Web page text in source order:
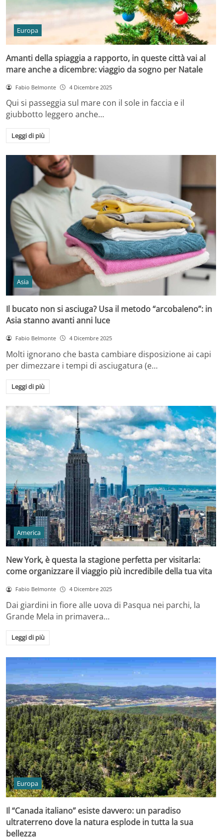
Europa
Amanti della spiaggia a rapporto, in queste città vai al
mare anche a dicembre: viaggio da sogno per Natale
Fabio Belmonte 4 Dicembre 2025
Qui si passeggia sul mare con il sole in faccia e il
giubbotto leggero anche…
Leggi di più
Asia
Il bucato non si asciuga? Usa il metodo “arcobaleno”: in
Asia stanno avanti anni luce
Fabio Belmonte 4 Dicembre 2025
Molti ignorano che basta cambiare disposizione ai capi
per dimezzare i tempi di asciugatura (e…
Leggi di più
America
New York, è questa la stagione perfetta per visitarla:
come organizzare il viaggio più incredibile della tua vita
Fabio Belmonte 4 Dicembre 2025
Dai giardini in fiore alle uova di Pasqua nei parchi, la
Grande Mela in primavera…
Leggi di più
Europa
Il “Canada italiano” esiste davvero: un paradiso
ultraterreno dove la natura esplode in tutta la sua
bellezza